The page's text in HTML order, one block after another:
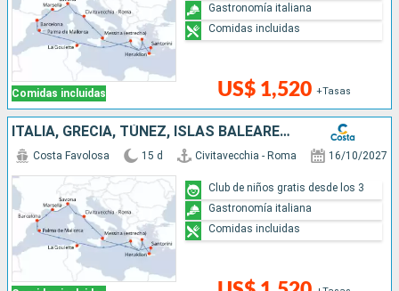
Comidas incluidas US$ 1,520 +Tasas
Gastronomía italiana
Comidas incluidas
ITALIA, GRECIA, TÚNEZ, ISLAS BALEARES, ESPAÑA, FRANCIA
Costa Favolosa 15 d Civitavecchia - Roma 16/10/2027
Club de niños gratis desde los 3
Gastronomía italiana
Comidas incluidas